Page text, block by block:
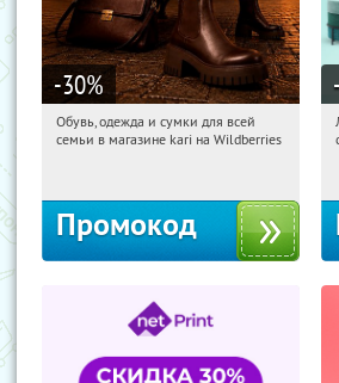
-30%
11:45:42 Получили:
Обувь, одежда и сумки для всей
семьи в магазине kari на Wildberries
Промокод